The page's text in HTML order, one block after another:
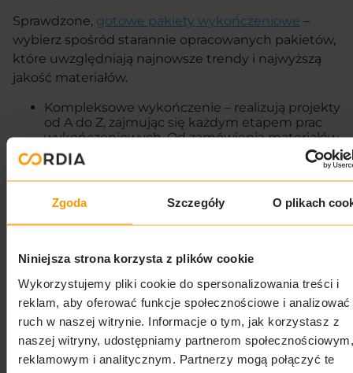
Zgoda Szczegóły O plikach
Niniejsza strona korzysta z plików cookie
Wykorzystujemy pliki cookie do spersonalizowania treści i
reklam, aby oferować funkcje społecznościowe i analizować
ruch w naszej witrynie. Informacje o tym, jak korzystasz z
naszej witryny, udostępniamy partnerom społecznościowym,
reklamowym i analitycznym. Partnerzy mogą połączyć te
Sprawdzone, gotowe pakiety wykończeniowe –
wybierz spośród starannie opracowanych pakietów,
które uwzględniają najnowsze trendy i najwyższą
jakość materiałów.
Kompleksowe wykończenie – realizują projekty
od A do Z, zajmując się każdym etapem prac
wykończeniowych. Od zamówienia materiałów,
przez prace budowlane, aż po montaż mebli
Indywidualne podejście – otrzymasz
dedykowanego opiekuna projektu, który dba
o płynność i terminowość realizacji, a także o
pełną transparentność kosztów.
Dopasowanie do Twoich potrzeb – razem ze
specjalistami wybierzesz idealny pakiet
wykończeniowy. Lafrentz Home dostarczy
wszystkie niezbędne informacje dotyczące
materiałów i elementów wykończenia do